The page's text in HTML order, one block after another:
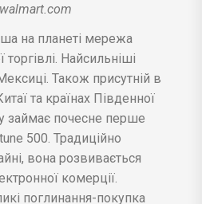
walmart.com
на планеті мережа
торгівлі. Найсильніші
Також присутній в
та країнах Південної
займає почесне перше
500. Традиційно
вона розвивається
комерції.
поглинання-покупка